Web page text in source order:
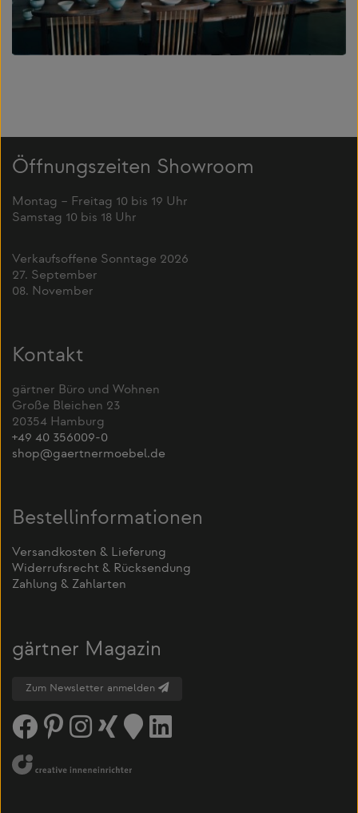
Öffnungszeiten Showroom
Montag – Freitag 10 bis 19 Uhr
Samstag 10 bis 18 Uhr
Verkaufsoffene Sonntage 2026
27. September
08. November
Kontakt
gärtner Büro und Wohnen
Große Bleichen 23
20354 Hamburg
+49 40 356009-0
shop@gaertnermoebel.de
Bestellinformationen
Versandkosten & Lieferung
Widerrufsrecht & Rücksendung
Zahlung & Zahlarten
gärtner Magazin
Zum Newsletter anmelden